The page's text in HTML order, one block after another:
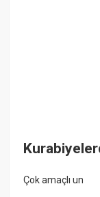
Çok amaçlı un